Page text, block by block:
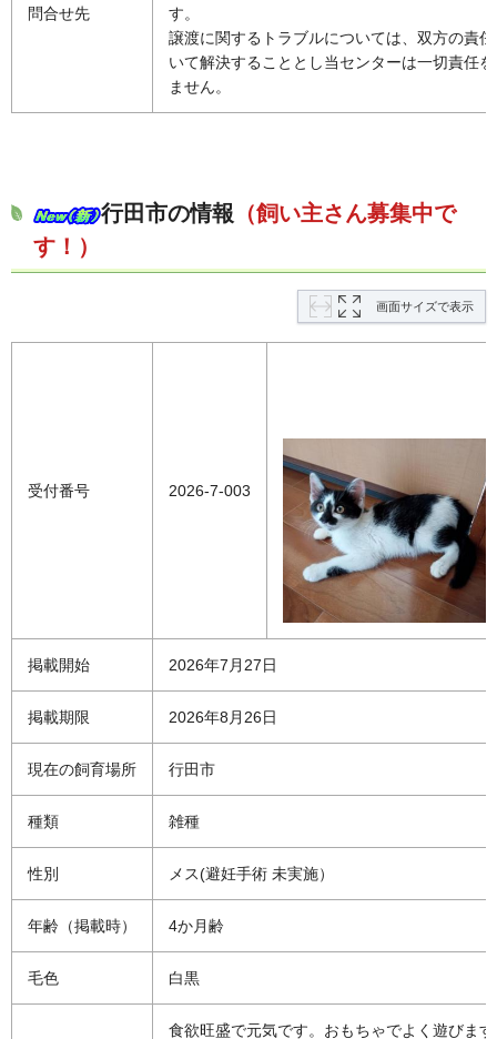
問合せ先
す。
譲渡に関するトラブルについては、双方の責
いて解決することとし当センターは一切責任
ません。
行田市の情報 （飼い主さん募集中で
す！）
画面サイズで表示
受付番号 2026-7-003
掲載開始 2026年7月27日
掲載期限 2026年8月26日
現在の飼育場所 行田市
種類 雑種
性別 メス(避妊手術 未実施）
年齢（掲載時） 4か月齢
毛色 白黒
食欲旺盛で元気です。おもちゃでよく遊びま